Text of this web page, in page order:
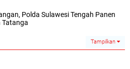
Polda Sulawesi Tengah Panen
Tatanga
Tampilkan